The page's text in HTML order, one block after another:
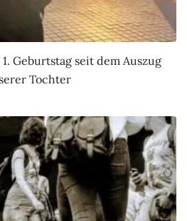
Geburtstag seit dem Auszug
Tochter